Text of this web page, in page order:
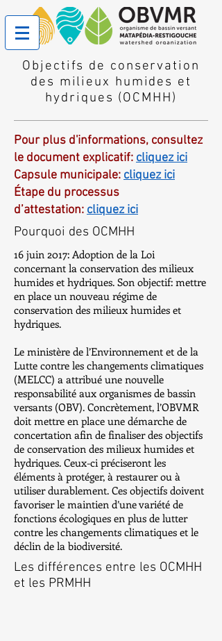
Objectifs de conservation
des milieux humides et
hydriques (OCMHH)
Pour plus d'informations, consultez
le document explicatif: cliquez ici
Capsule municipale: cliquez ici
Étape du processus
d’attestation: cliquez ici
Pourquoi des OCMHH
16 juin 2017: Adoption de la Loi
concernant la conservation des milieux
humides et hydriques. Son objectif: mettre
en place un nouveau régime de
conservation des milieux humides et
hydriques.
Le ministère de l’Environnement et de la
Lutte contre les changements climatiques
(MELCC) a attribué une nouvelle
responsabilité aux organismes de bassin
versants (OBV). Concrètement, l’OBVMR
doit mettre en place une démarche de
concertation afin de finaliser des objectifs
de conservation des milieux humides et
hydriques. Ceux-ci préciseront les
éléments à protéger, à restaurer ou à
utiliser durablement. Ces objectifs doivent
favoriser le maintien d’une variété de
fonctions écologiques en plus de lutter
contre les changements climatiques et le
déclin de la biodiversité.
Les différences entre les OCMHH
et les PRMHH